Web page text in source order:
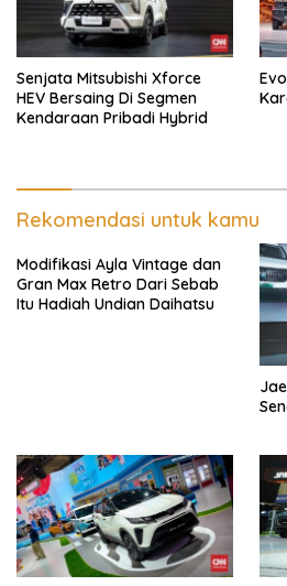
Senjata Mitsubishi Xforce
HEV Bersaing Di Segmen
Kendaraan Pribadi Hybrid
Rekomendasi untuk kamu
Modifikasi Ayla Vintage dan
Gran Max Retro Dari Sebab
Itu Hadiah Undian Daihatsu